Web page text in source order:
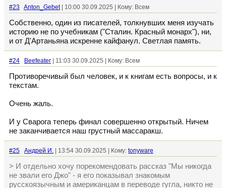
#23 Anton_Gebet| 10:00 30.09.2025 | Кому: Всем
Собственно, один из писателей, толкнувших меня изучать
историю не по учебникам ("Сталин. Красный монарх"), ни,
и от Д'Артаньяна искренне кайфанул. Светлая память.
#24 Beefeater | 11:03 30.09.2025 | Кому: Всем
Противоречивый был человек, и к книгам есть вопросы, и к
текстам.
Очень жаль.
И у Сварога теперь финал совершенно открытый. Ничем
не заканчивается наш грустный массаракш.
#25 Андрей И. | 13:54 30.09.2025 | Кому: tonyware
> И отдельно хочу порекомендовать рассказ "Мы никогда
не звали его Джо" - я его показывал знакомым
русскоязычным и американцам в переводе гугла, никто не